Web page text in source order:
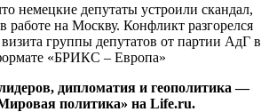
немецкие депутаты устроили скандал,
работе на Москву. Конфликт разгорелся
группы депутатов от партии АдГ в
«БРИКС – Европа»
дипломатия и геополитика —
политика» на Life.ru.